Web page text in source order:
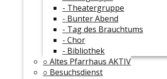
- Theatergruppe
- Bunter Abend
- Tag des Brauchtums
- Chor
- Bibliothek
○ Altes Pfarrhaus AKTIV
○ Besuchsdienst